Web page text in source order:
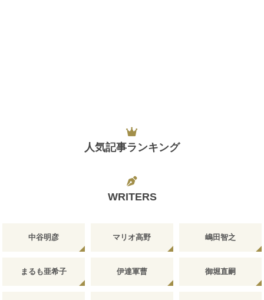
人気記事ランキング
WRITERS
中谷明彦 マリオ高野 嶋田智之
まるも亜希子 伊達軍曹 御堀直嗣